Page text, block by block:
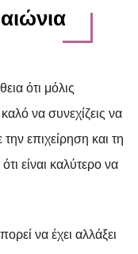
ότι μόλις
να συνεχίζεις να
επιχείρηση και τη
είναι καλύτερο να
να έχει αλλάξει